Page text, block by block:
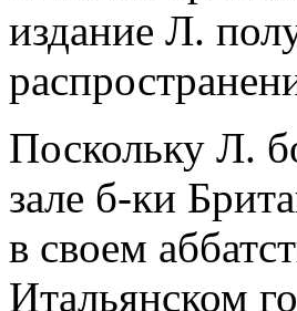
издание Л.
Поскольку Л.
зале б-ки
в своем
Итальянском